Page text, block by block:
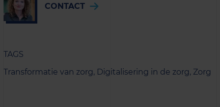
CONTACT
TAGS
Transformatie van zorg, Digitalisering in de zorg, Zorg